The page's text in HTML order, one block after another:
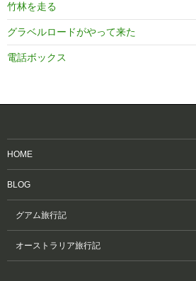
竹林を走る
グラベルロードがやって来た
電話ボックス
HOME
BLOG
グアム旅行記
オーストラリア旅行記